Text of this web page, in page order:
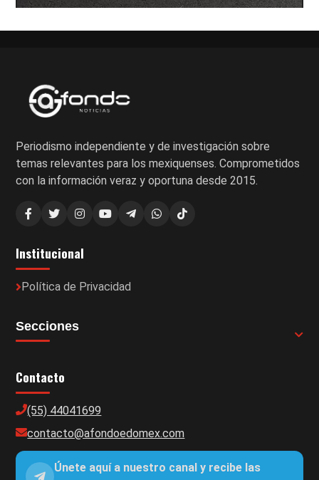
Periodismo independiente y de investigación sobre
temas relevantes para los mexiquenses. Comprometidos
con la información veraz y oportuna desde 2015.
Institucional
Política de Privacidad
Secciones
Contacto
(55) 44041699
contacto@afondoedomex.com
Únete aquí a nuestro canal y recibe las